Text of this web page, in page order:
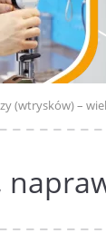
(wtrysków) –